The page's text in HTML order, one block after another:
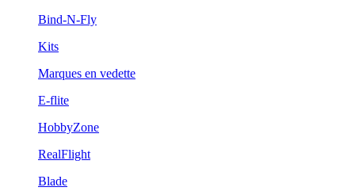
Bind-N-Fly
Kits
Marques en vedette
E-flite
HobbyZone
RealFlight
Blade